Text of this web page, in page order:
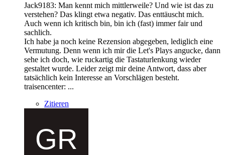
Jack9183: Man kennt mich mittlerweile? Und wie ist das zu
verstehen? Das klingt etwa negativ. Das enttäuscht mich.
Auch wenn ich kritisch bin, bin ich (fast) immer fair und
sachlich.
Ich habe ja noch keine Rezension abgegeben, lediglich eine
Vermutung. Denn wenn ich mir die Let's Plays angucke, dann
sehe ich doch, wie ruckartig die Tastaturlenkung wieder
gestaltet wurde. Leider zeigt mir deine Antwort, dass aber
tatsächlich kein Interesse an Vorschlägen besteht.
traisencenter: ...
Zitieren